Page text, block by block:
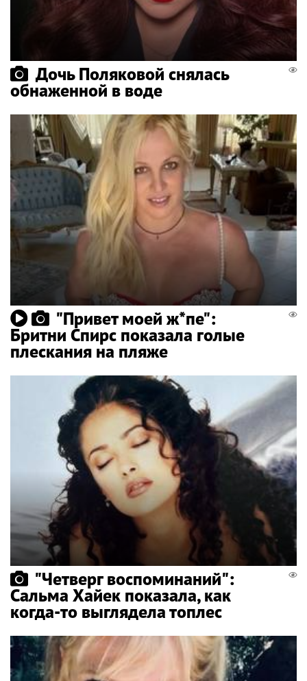
Дочь Поляковой снялась
обнаженной в воде
"Привет моей ж*пе":
Бритни Спирс показала голые
плескания на пляже
"Четверг воспоминаний":
Сальма Хайек показала, как
когда-то выглядела топлес